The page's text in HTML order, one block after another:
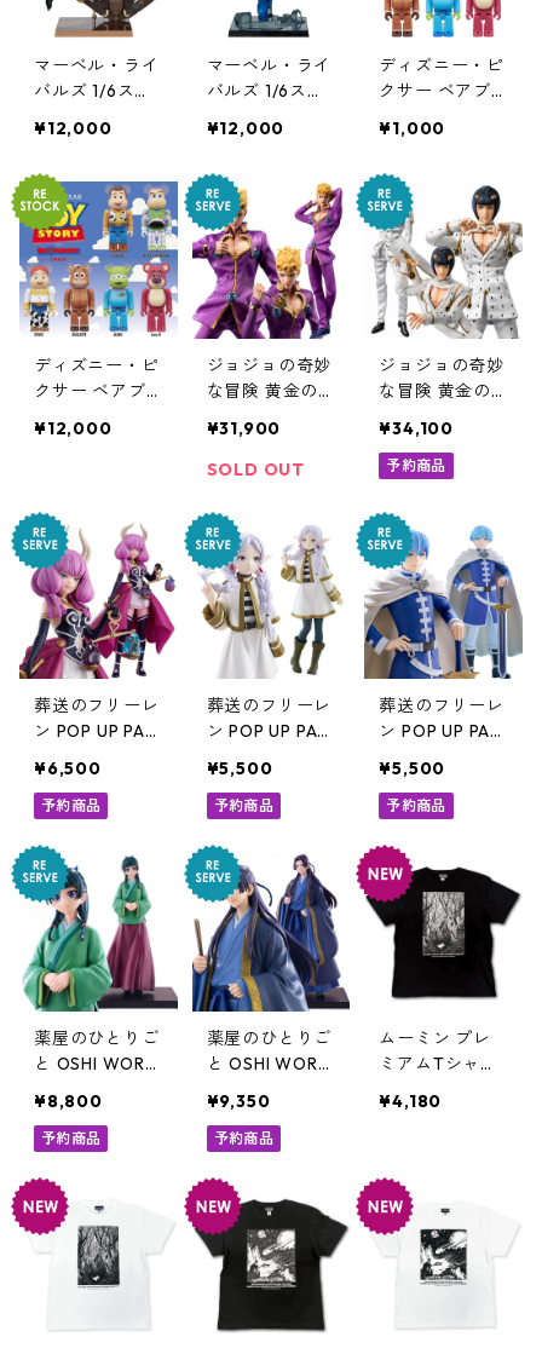
マーベル・ライ
バルズ 1/6スケ
フィギュア ブ
Black Panther
スタチュー MA
RVEL
¥12,000
マーベル・ライ
バルズ 1/6スケ
フィギュア ミ
タスティック M
ister Fantastic
スタチュー MA
RVEL
¥12,000
ディズニー・ピ
クサー ベアブ
ICK CHASE TO
ギュア 単品（1
個） トイ・ス
トーリー
¥1,000
ディズニー・ピ
クサー ベアブ
ICK CHASE TO
り ボックス ト
イ・ストーリー
¥12,000
ジョジョの奇妙
な冒険 黄金の
1/6 ジョルノ・
ジョバァーナ
リーゼロ
¥31,900
SOLD OUT
ジョジョの奇妙
な冒険 黄金の
1/6 ブローノ・
ブチャラティ
リーゼロ
¥34,100
予約商品
葬送のフリーレ
ン POP UP PAR
ィギュア ポッ
パレ
¥6,500
予約商品
葬送のフリーレ
ン POP UP PAR
ン 三つ編みVer.
フィギュア ポ
¥5,500
予約商品
葬送のフリーレ
ン POP UP PAR
フィギュア ポ
ッパレ
¥5,500
予約商品
薬屋のひとりご
と OSHI WORK
ア マオマオ 推
しワークス
¥8,800
予約商品
薬屋のひとりご
と OSHI WORK
ア ジンシ 推し
ワークス
¥9,350
予約商品
ムーミン プレ
ミアムTシャツ
ムーミントロー
ッズ
¥4,180